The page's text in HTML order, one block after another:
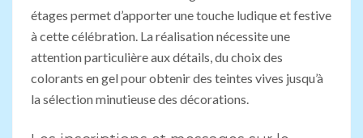
étages permet d’apporter une touche ludique et festive
à cette célébration. La réalisation nécessite une
attention particulière aux détails, du choix des
colorants en gel pour obtenir des teintes vives jusqu’à
la sélection minutieuse des décorations.